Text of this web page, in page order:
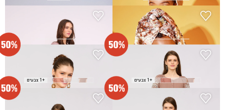
שמלת רוממה - ירוק
₪290.00
שמלת רוממה - סגול-עתיק
290.00
שמלת רונה - חום
₪165.00
+1 צבעים
שמלת רונה - חמרה
₪165.00
+1 צבעים
שמלת רונה - טורקיז שמלת רונה - פשתן